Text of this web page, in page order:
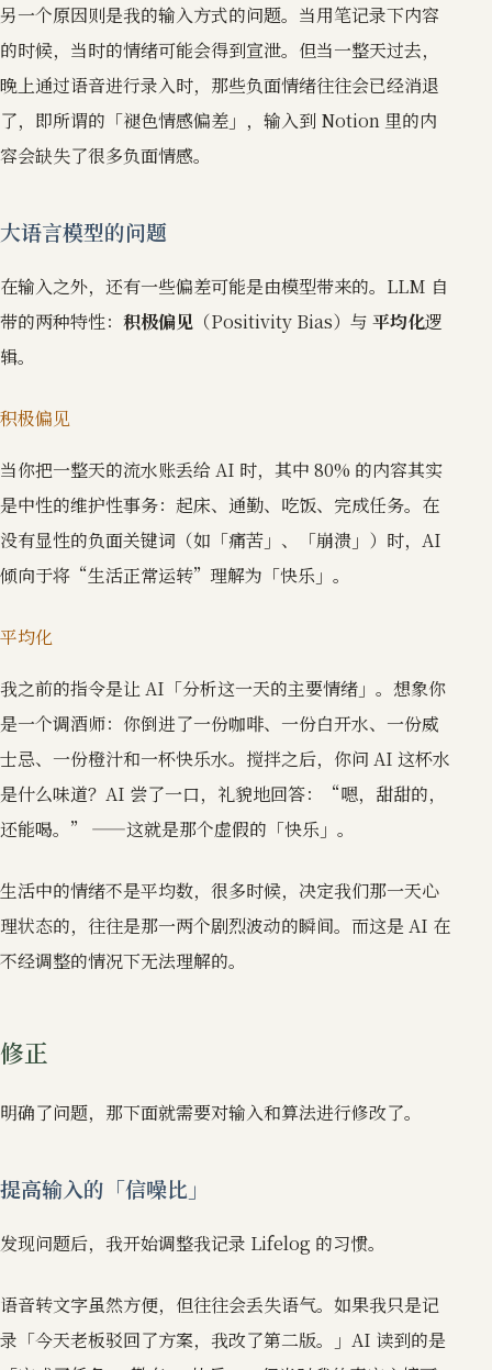
另一个原因则是我的输入方式的问题。当用笔记录下内容
的时候，当时的情绪可能会得到宣泄。但当一整天过去，
晚上通过语音进行录入时，那些负面情绪往往会已经消退
了，即所谓的「褪色情感偏差」，输入到 Notion 里的内
容会缺失了很多负面情感。
大语言模型的问题
在输入之外，还有一些偏差可能是由模型带来的。LLM 自
带的两种特性： 积极偏见 （Positivity Bias）与 平均化逻
辑。
积极偏见
当你把一整天的流水账丢给 AI 时，其中 80% 的内容其实
是中性的维护性事务：起床、通勤、吃饭、完成任务。在
没有显性的负面关键词（如「痛苦」、「崩溃」）时，AI
倾向于将“生活正常运转”理解为「快乐」。
平均化
我之前的指令是让 AI「分析这一天的主要情绪」。想象你
是一个调酒师：你倒进了一份咖啡、一份白开水、一份威
士忌、一份橙汁和一杯快乐水。搅拌之后，你问 AI 这杯水
是什么味道？AI 尝了一口，礼貌地回答：“嗯，甜甜的，
还能喝。” ——这就是那个虚假的「快乐」。
生活中的情绪不是平均数，很多时候，决定我们那一天心
理状态的，往往是那一两个剧烈波动的瞬间。而这是 AI 在
不经调整的情况下无法理解的。
修正
明确了问题，那下面就需要对输入和算法进行修改了。
提高输入的「信噪比」
发现问题后，我开始调整我记录 Lifelog 的习惯。
语音转文字虽然方便，但往往会丢失语气。如果我只是记
录「今天老板驳回了方案，我改了第二版。」AI 读到的是